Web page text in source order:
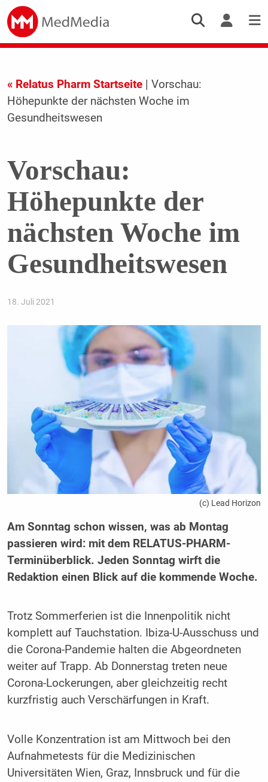
« Relatus Pharm Startseite| Vorschau:
Höhepunkte der nächsten Woche im
Gesundheitswesen
Vorschau:
Höhepunkte der
nächsten Woche im
Gesundheitswesen
18. Juli 2021
(c) Lead Horizon
Am Sonntag schon wissen, was ab Montag
passieren wird: mit dem RELATUS-PHARM-
Terminüberblick. Jeden Sonntag wirft die
Redaktion einen Blick auf die kommende Woche.
Trotz Sommerferien ist die Innenpolitik nicht
komplett auf Tauchstation. Ibiza-U-Ausschuss und
die Corona-Pandemie halten die Abgeordneten
weiter auf Trapp. Ab Donnerstag treten neue
Corona-Lockerungen, aber gleichzeitig recht
kurzfristig auch Verschärfungen in Kraft.
Volle Konzentration ist am Mittwoch bei den
Aufnahmetests für die Medizinischen
Universitäten Wien, Graz, Innsbruck und für die